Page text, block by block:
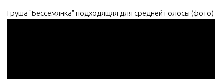
Груша "Бессемянка" подходящяя для средней полосы (фото)